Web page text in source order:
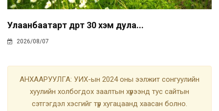
Улаанбаатарт өдөртөө 30 хэм дула...
2026/08/07
АНХААРУУЛГА: УИХ-ын 2024 оны ээлжит сонгуулийн
хуулийн холбогдох заалтын хүрээнд тус сайтын
сэтгэгдэл хэсгийг түр хугацаанд хаасан болно.